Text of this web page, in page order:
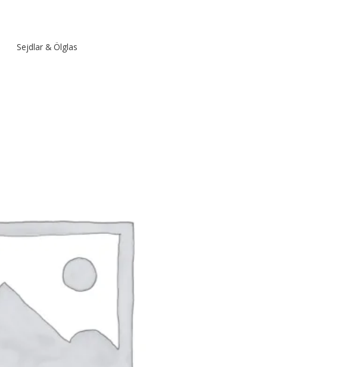
Sejdlar & Ölglas